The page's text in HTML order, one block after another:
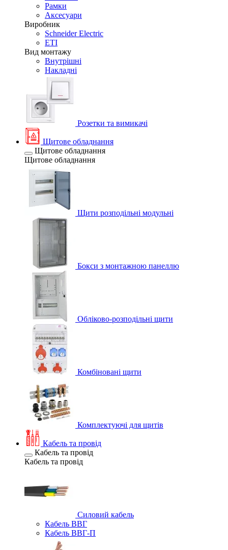
Рамки
Аксесуари
Виробник
Schneider Electric
ETI
Вид монтажу
Внутрішні
Накладні
Розетки та вимикачі
Щитове обладнання
Щитове обладнання
Щитове обладнання
Щити розподільні модульні
Бокси з монтажною панеллю
Обліково-розподільні щити
Комбіновані щити
Комплектуючі для щитів
Кабель та провід
Кабель та провід
Кабель та провід
Силовий кабель
Кабель ВВГ
Кабель ВВГ-П